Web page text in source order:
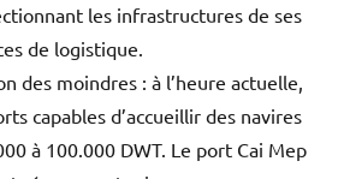
les infrastructures de ses
de logistique.
des moindres : à l’heure actuelle,
capables d’accueillir des navires
à 100.000 DWT. Le port Cai Mep